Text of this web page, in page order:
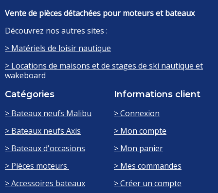
Vente de pièces détachées pour moteurs et bateaux
Découvrez nos autres sites :
> Matériels de loisir nautique
> Locations de maisons et de stages de ski nautique et
wakeboard
Catégories
> Bateaux neufs Malibu
> Bateaux neufs Axis
> Bateaux d'occasions
> Pièces moteurs
> Accessoires bateaux
Informations client
> Connexion
> Mon compte
> Mon panier
> Mes commandes
> Créer un compte